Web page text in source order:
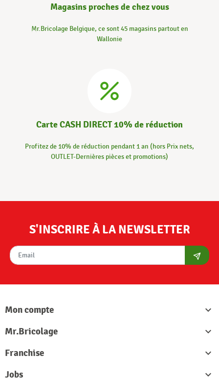
Magasins proches de chez vous
Mr.Bricolage Belgique, ce sont 45 magasins partout en
Wallonie
Carte CASH DIRECT 10% de réduction
Profitez de 10% de réduction pendant 1 an (hors Prix nets,
OUTLET-Dernières pièces et promotions)
S'INSCRIRE À LA NEWSLETTER
Mon compte

Mr.Bricolage

Franchise

Jobs
